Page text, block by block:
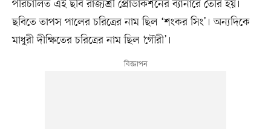
পরিচালিত এই ছবি রাজ্যশ্রী প্রোডাকশনের ব্যানারে তৈরি হয়।
ছবিতে তাপস পালের চরিত্রের নাম ছিল ‘শংকর সিং’। অন্যদিকে
মাধুরী দীক্ষিতের চরিত্রের নাম ছিল ‘গৌরী’।